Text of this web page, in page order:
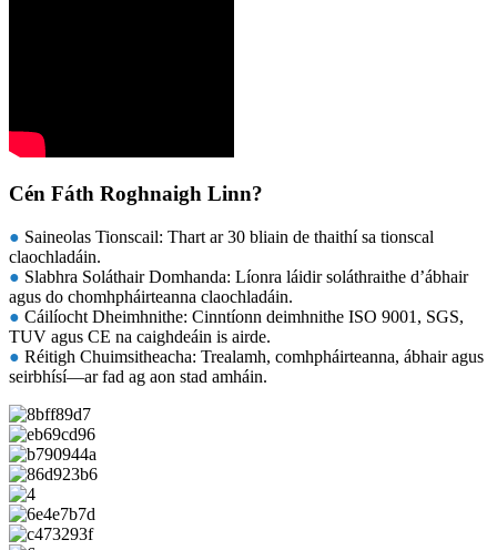
Cén Fáth Roghnaigh Linn?
● Saineolas Tionscail: Thart ar 30 bliain de thaithí sa tionscal
claochladáin.
● Slabhra Soláthair Domhanda: Líonra láidir soláthraithe d’ábhair
agus do chomhpháirteanna claochladáin.
● Cáilíocht Dheimhnithe: Cinntíonn deimhnithe ISO 9001, SGS,
TUV agus CE na caighdeáin is airde.
● Réitigh Chuimsitheacha: Trealamh, comhpháirteanna, ábhair agus
seirbhísí—ar fad ag aon stad amháin.